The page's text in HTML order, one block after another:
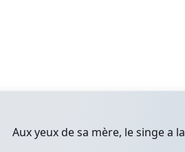
Aux yeux de sa mère, le singe a